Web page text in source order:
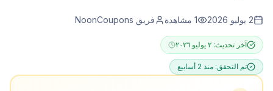
2 يوليو 2026 1 مشاهدة فريق NoonCoupons
آخر تحديث: ٢ يوليو ٢٠٢٦
تم التحقق: منذ 2 أسابيع